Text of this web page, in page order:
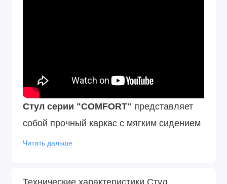
Стул серии "COMFORT" представляет
собой прочный каркас с мягким сидением
Пластиковые подпятники на ножках стула
Читать дальше